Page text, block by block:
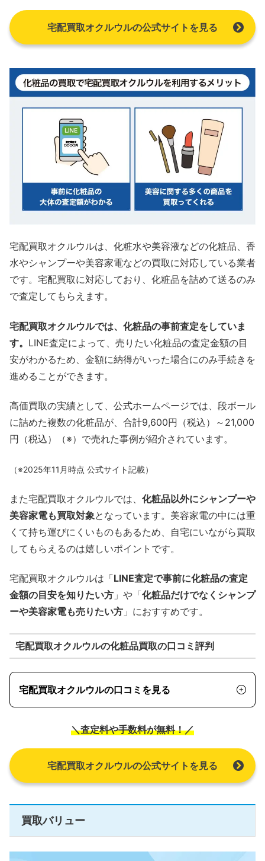
宅配買取オクルウルの公式サイトを見る
宅配買取オクルウルは、化粧水や美容液などの化粧品、香
水やシャンプーや美容家電などの買取に対応している業者
です。宅配買取に対応しており、化粧品を詰めて送るのみ
で査定してもらえます。
宅配買取オクルウルでは、化粧品の事前査定をしていま
す。 LINE査定によって、売りたい化粧品の査定金額の目
安がわかるため、金額に納得がいった場合にのみ手続きを
進めることができます。
高価買取の実績として、公式ホームページでは、段ボール
に詰めた複数の化粧品が、合計9,600円（税込）～21,000
円（税込）（※）で売れた事例が紹介されています。
（※2025年11月時点 公式サイト記載）
また宅配買取オクルウルでは、 化粧品以外にシャンプーや
美容家電も買取対象となっています。美容家電の中には重
くて持ち運びにくいものもあるため、自宅にいながら買取
してもらえるのは嬉しいポイントです。
宅配買取オクルウルは「LINE査定で事前に化粧品の査定
金額の目安を知りたい方 」や「化粧品だけでなくシャンプ
ーや美容家電も売りたい方 」におすすめです。
宅配買取オクルウルの化粧品買取の口コミ評判
宅配買取オクルウルの口コミを見る
＼査定料や手数料が無料！／
宅配買取オクルウルの公式サイトを見る
買取バリュー